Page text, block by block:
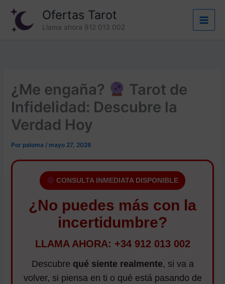
contenido
Ofertas Tarot
Llama ahora 912 013 002
¿Me engaña?
Tarot de
Infidelidad: Descubre la
Verdad Hoy
Por paloma/ mayo 27, 2026
CONSULTA INMEDIATA DISPONIBLE
¿No puedes más con la
incertidumbre?
LLAMA AHORA: +34 912 013 002
Descubre qué siente realmente, si va a
volver, si piensa en ti o qué está pasando de